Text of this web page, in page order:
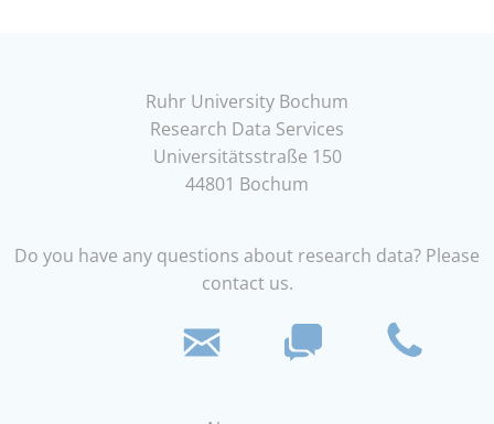
Ruhr University Bochum
Research Data Services
Universitätsstraße 150
44801 Bochum
Do you have any questions about research data? Please
contact us.